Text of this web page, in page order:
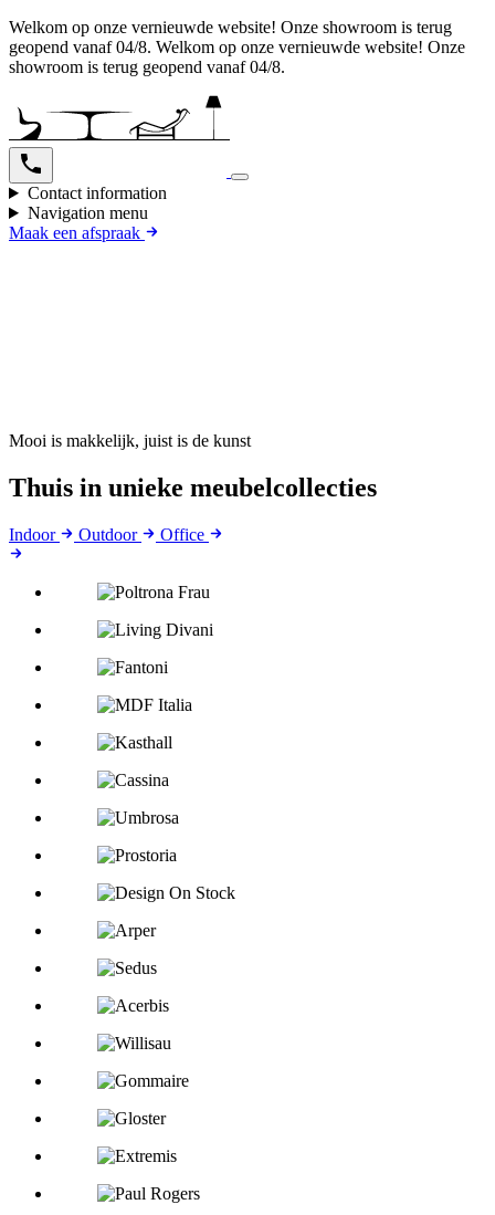
Welkom op onze vernieuwde website! Onze showroom is terug
geopend vanaf 04/8. Welkom op onze vernieuwde website! Onze
showroom is terug geopend vanaf 04/8.
Contact information
Navigation menu
Maak een afspraak
Mooi is makkelijk, juist is de kunst
Thuis in unieke meubelcollecties
Indoor Outdoor Office